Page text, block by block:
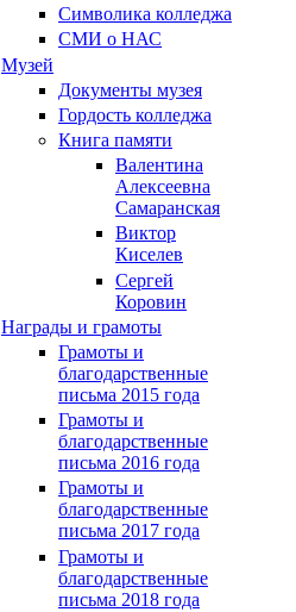
Символика колледжа
СМИ о НАС
Музей
Документы музея
Гордость колледжа
Книга памяти
Валентина
Алексеевна
Самаранская
Виктор
Киселев
Сергей
Коровин
Награды и грамоты
Грамоты и
благодарственные
письма 2015 года
Грамоты и
благодарственные
письма 2016 года
Грамоты и
благодарственные
письма 2017 года
Грамоты и
благодарственные
письма 2018 года